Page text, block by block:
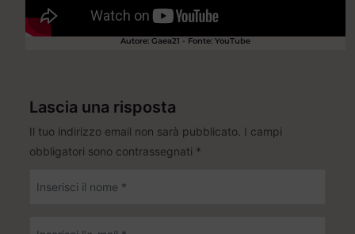
Autore: Gaea21 - Fonte: YouTube
Lascia una risposta
Il tuo indirizzo email non sarà pubblicato. I campi
obbligatori sono contrassegnati *